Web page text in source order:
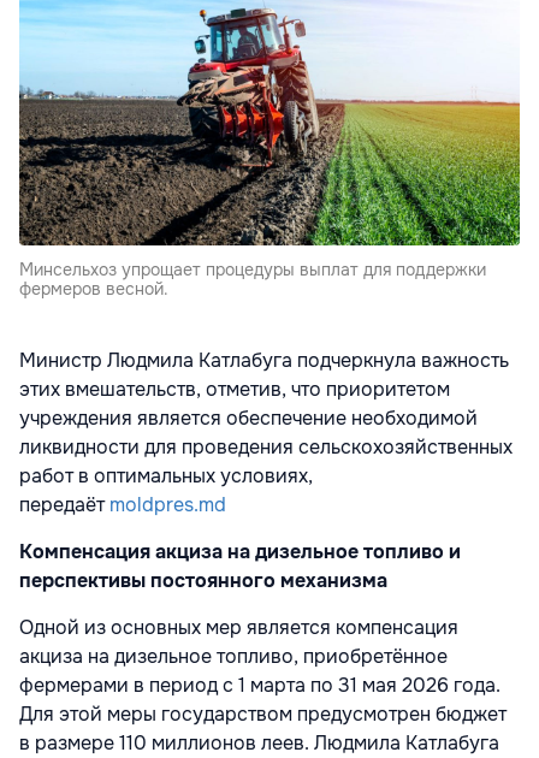
Минсельхоз упрощает процедуры выплат для поддержки
фермеров весной.
Министр Людмила Катлабуга подчеркнула важность
этих вмешательств, отметив, что приоритетом
учреждения является обеспечение необходимой
ликвидности для проведения сельскохозяйственных
работ в оптимальных условиях,
передаёт moldpres.md
Компенсация акциза на дизельное топливо и
перспективы постоянного механизма
Одной из основных мер является компенсация
акциза на дизельное топливо, приобретённое
фермерами в период с 1 марта по 31 мая 2026 года.
Для этой меры государством предусмотрен бюджет
в размере 110 миллионов леев. Людмила Катлабуга